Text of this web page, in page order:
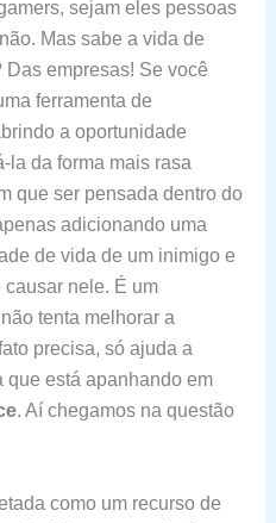
sejam eles pessoas
Mas sabe a vida de
empresas! Se você
ferramenta de
a oportunidade
la da forma mais rasa
que ser pensada dentro do
adicionando uma
de vida de um inimigo e
nele. É um
tenta melhorar a
precisa, só ajuda a
está apanhando em
. Aí chegamos na questão
como um recurso de